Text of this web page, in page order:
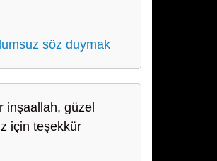
söz duymak
inşaallah, güzel
için teşekkür